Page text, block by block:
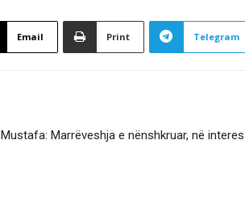
Email Print Telegram
Mustafa: Marrëveshja e nënshkruar, në